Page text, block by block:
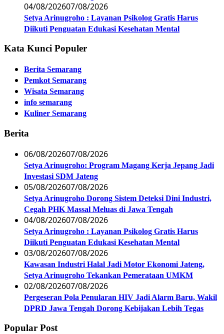
04/08/202607/08/2026
Setya Arinugroho : Layanan Psikolog Gratis Harus
Diikuti Penguatan Edukasi Kesehatan Mental
Kata Kunci Populer
Berita Semarang
Pemkot Semarang
Wisata Semarang
info semarang
Kuliner Semarang
Berita
06/08/202607/08/2026
Setya Arinugroho: Program Magang Kerja Jepang Jadi
Investasi SDM Jateng
05/08/202607/08/2026
Setya Arinugroho Dorong Sistem Deteksi Dini Industri,
Cegah PHK Massal Meluas di Jawa Tengah
04/08/202607/08/2026
Setya Arinugroho : Layanan Psikolog Gratis Harus
Diikuti Penguatan Edukasi Kesehatan Mental
03/08/202607/08/2026
Kawasan Industri Halal Jadi Motor Ekonomi Jateng,
Setya Arinugroho Tekankan Pemerataan UMKM
02/08/202607/08/2026
Pergeseran Pola Penularan HIV Jadi Alarm Baru, Wakil
DPRD Jawa Tengah Dorong Kebijakan Lebih Tegas
Popular Post